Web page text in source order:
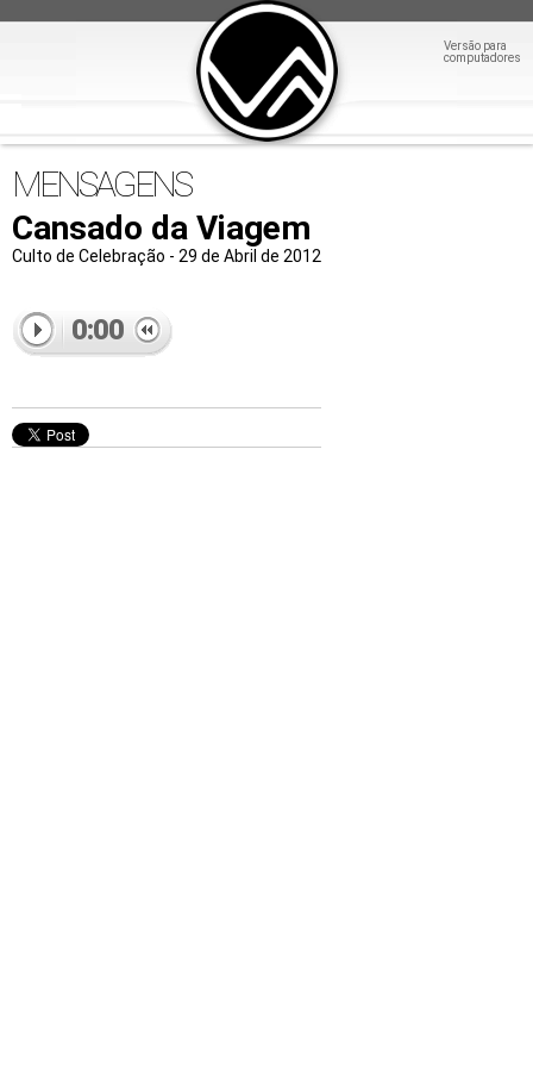
Versão para
computadores
MENSAGENS
Cansado da Viagem
Culto de Celebração - 29 de Abril de 2012
0:00